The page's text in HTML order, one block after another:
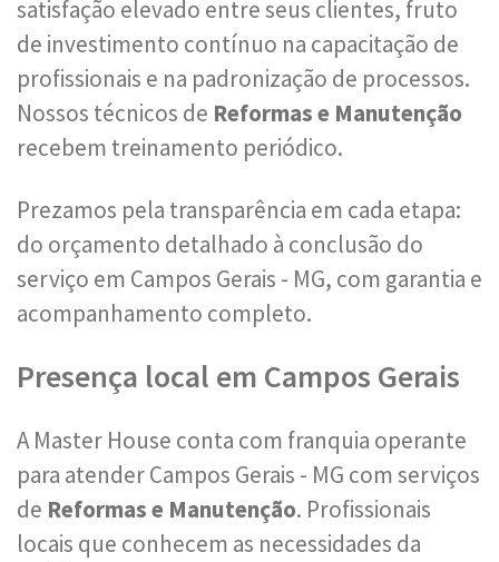
satisfação elevado entre seus clientes, fruto
de investimento contínuo na capacitação de
profissionais e na padronização de processos.
Nossos técnicos de Reformas e Manutenção
recebem treinamento periódico.
Prezamos pela transparência em cada etapa:
do orçamento detalhado à conclusão do
serviço em Campos Gerais - MG, com garantia e
acompanhamento completo.
Presença local em Campos Gerais
A Master House conta com franquia operante
para atender Campos Gerais - MG com serviços
de Reformas e Manutenção. Profissionais
locais que conhecem as necessidades da